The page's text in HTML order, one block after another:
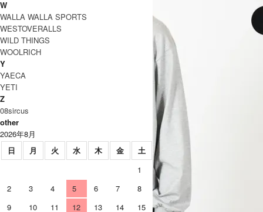
W
WALLA WALLA SPORTS
WESTOVERALLS
WILD THINGS
WOOLRICH
Y
YAECA
YETI
Z
08sircus
other
2026年8月
日
月 火 水 木 金
土
1
2
3 4 5 6 7
8
9
10 11 12 13 14
15